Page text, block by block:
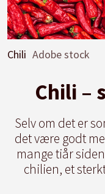
Chili Adobe stock
Chili –
Selv om det er
det være godt
mange tiår
chilien, et